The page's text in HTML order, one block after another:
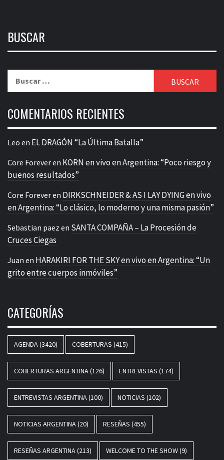
BUSCAR
COMENTARIOS RECIENTES
Leo en EL DRAGÓN “La Última Batalla”
Core Foreveren KORN en vivo en Argentina: “Poco riesgo y
buenos resultados”
Core Foreveren DIRKSCHNEIDER & AS I LAY DYING en vivo
en Argentina: “Lo clásico, lo moderno y una misma pasión”
Sebastian paez en SANTA COMPAÑA – La Procesión de
Cruces Ciegas
Juan en HARAKIRI FOR THE SKY en vivo en Argentina: “Un
grito entre cuerpos inmóviles”
CATEGORÍAS
AGENDA(3420) COBERTURAS (415)
COBERTURAS ARGENTINA(126) ENTREVISTAS (174)
ENTREVISTAS ARGENTINA(100) NOTICIAS (102)
NOTICIAS ARGENTINA(20) RESEÑAS (455)
RESEÑAS ARGENTINA(213) WELCOME TO THE SHOW(9)